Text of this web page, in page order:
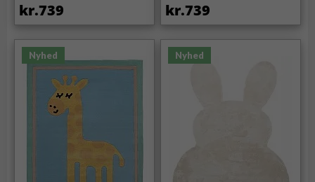
kr.739 kr.739
Nyhed Nyhed